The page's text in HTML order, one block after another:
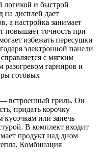
логикой и быстрой
на дисплей дает
а настройка занимает
повышает точность при
избежать пересушки
электронной панели
с мягким
гарниров и
готовых
встроенный гриль. Он
придать корочку
или запечь
В комплект входит
продукт над дном
Комбинация